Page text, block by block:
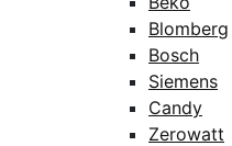
Blomberg
Bosch
Siemens
Candy
Zerowatt